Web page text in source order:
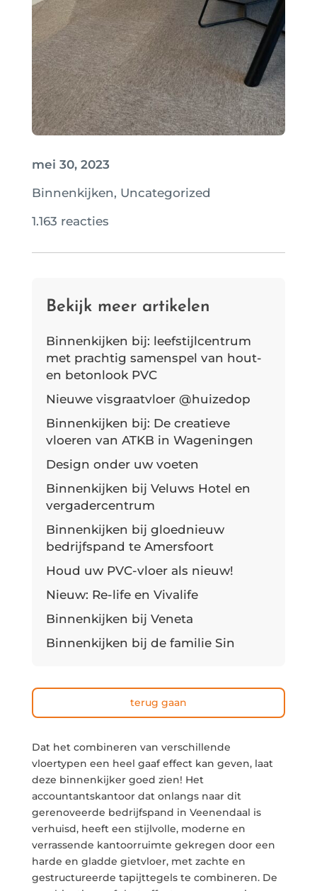
mei 30, 2023
Binnenkijken, Uncategorized
1.163 reacties
Binnenkijken bij: leefstijlcentrum
met prachtig samenspel van hout-
en betonlook PVC
Nieuwe visgraatvloer @huizedop
Binnenkijken bij: De creatieve
vloeren van ATKB in Wageningen
Design onder uw voeten
Binnenkijken bij Veluws Hotel en
vergadercentrum
Binnenkijken bij gloednieuw
bedrijfspand te Amersfoort
Houd uw PVC-vloer als nieuw!
Nieuw: Re-life en Vivalife
Binnenkijken bij Veneta
Binnenkijken bij de familie Sin
terug gaan
Dat het combineren van verschillende
vloertypen een heel gaaf effect kan geven, laat
deze binnenkijker goed zien! Het
accountantskantoor dat onlangs naar dit
gerenoveerde bedrijfspand in Veenendaal is
verhuisd, heeft een stijlvolle, moderne en
verrassende kantoorruimte gekregen door een
harde en gladde gietvloer, met zachte en
gestructureerde tapijttegels te combineren. De